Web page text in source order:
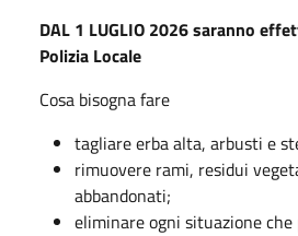
DAL 1 LUGLIO 2026 saranno
Polizia Locale
Cosa bisogna fare
tagliare erba alta, arbusti e
rimuovere rami, residui
abbandonati;
eliminare ogni situazione che